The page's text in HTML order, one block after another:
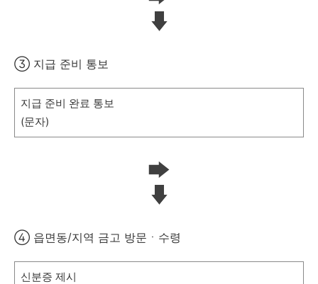
③ 지급 준비 통보
지급 준비 완료 통보
(문자)
④ 읍면동/지역 금고 방문ㆍ수령
신분증 제시